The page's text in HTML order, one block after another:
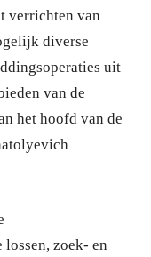
verrichten van
diverse
uit
van de
het hoofd van de
zoek- en